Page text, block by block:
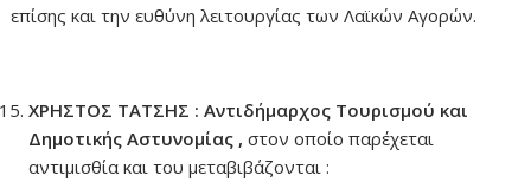
επίσης και την ευθύνη λειτουργίας των Λαϊκών Αγορών.
ΧΡΗΣΤΟΣ ΤΑΤΣΗΣ : Αντιδήμαρχος Τουρισμού και
Δημοτικής Αστυνομίας ,στον οποίο παρέχεται
αντιμισθία και του μεταβιβάζονται :